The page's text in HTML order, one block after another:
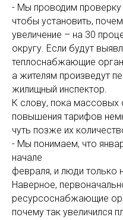
- Мы проводим проверку
чтобы установить,
увеличение – на 30
округу. Если будут
теплоснабжающие
а жителям произведут
жилищный инспектор.
К слову, пока массовых
повышения тарифов
чуть позже их
- Мы понимаем, что
начале
февраля, и люди только
Наверное,
ресурсоснабжающие
почему так увеличился